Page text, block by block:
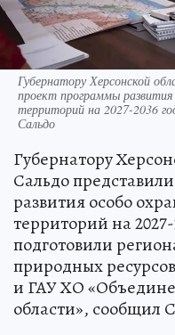
Губернатору Херсонской
проект программы
территорий на 2027-2036
Сальдо
Губернатору
Сальдо
развития особо
территорий на
подготовили
природных
и ГАУ ХО
области», сообщил